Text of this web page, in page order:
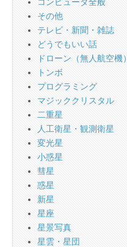
その他
テレビ・新聞・雑誌
どうでもいい話
ドローン（無人航空機）
トンボ
プログラミング
マジッククリスタル
二重星
人工衛星・観測衛星
変光星
小惑星
彗星
惑星
新星
星座
星景写真
星雲・星団